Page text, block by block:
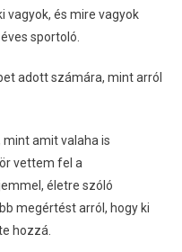
vagyok, és mire vagyok
sportoló.
adott számára, mint arról
mint amit valaha is
vettem fel a
életre szóló
megértést arról, hogy ki
hozzá.